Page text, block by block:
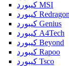
کیبورد MSI
کیبورد Redragon
کیبورد Genius
کیبورد A4Tech
کیبورد Beyond
کیبورد Rapoo
کیبورد Tsco